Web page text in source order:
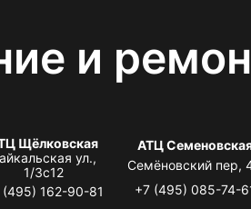
и
Щёлковская
ул.,
1/3с12
(495) 162-90-81
АТЦ
Семёновский пер,
+7 (495) 085-74-